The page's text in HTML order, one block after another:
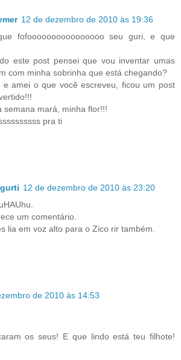
12 de dezembro de 2010 às 19:36
fofoooooooooooooooo seu guri, e que
este post pensei que vou inventar umas
com minha sobrinha que está chegando?
e amei o que você escreveu, ficou um post
semana mará, minha flor!!!
pra ti
12 de dezembro de 2010 às 23:20
um comentário.
lia em voz alto para o Zico rir também.
de 2010 às 14:53
os seus! E que lindo está teu filhote!